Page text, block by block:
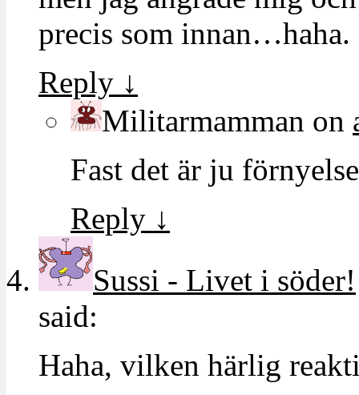
precis som innan…haha.
Reply ↓
Militarmamman on
Fast det är ju
Reply ↓
Sussi - Livet i söder!
said:
Haha, vilken härlig